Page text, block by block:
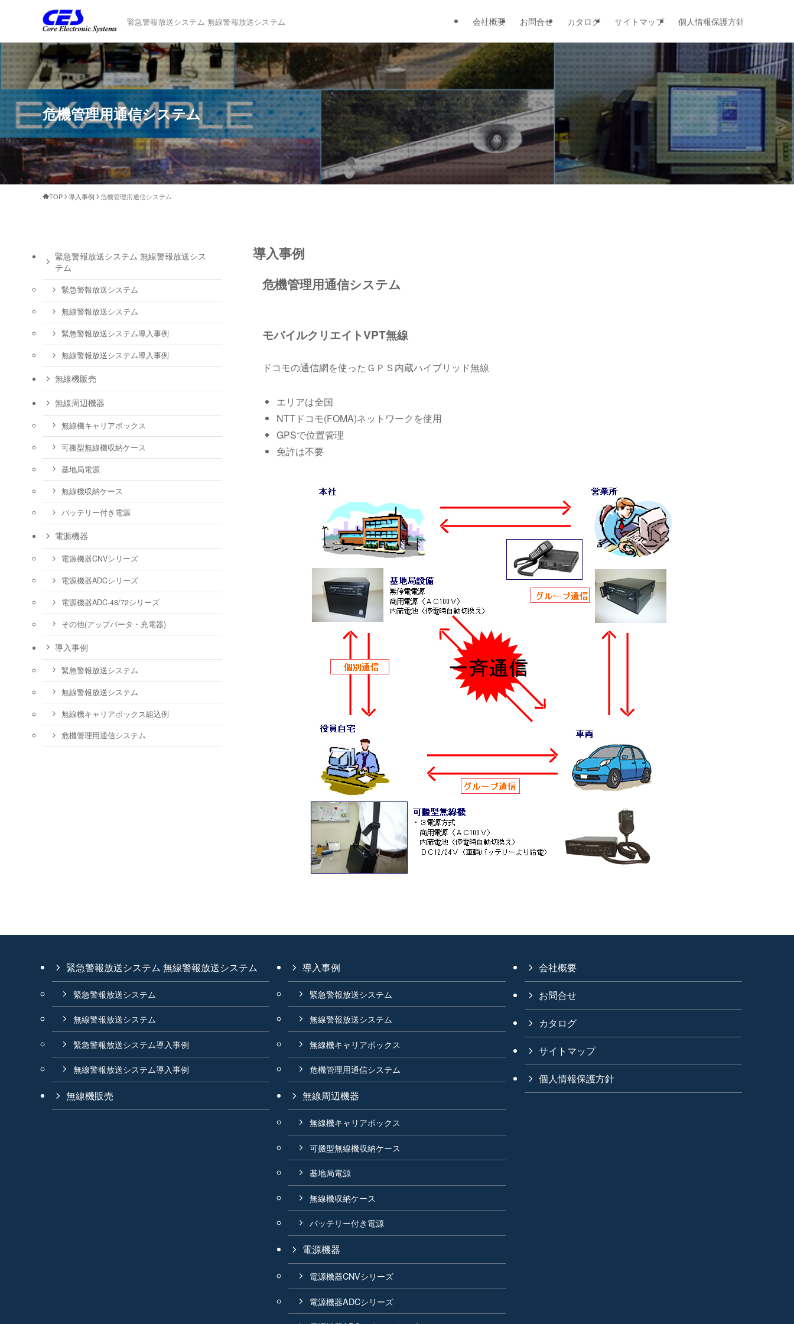
緊急警報放送システム 無線警報放送システム 会社概要 お問合せ カタログ サイトマップ 個人情報保護方針
危機管理用通信システム
TOP 導入事例 危機管理用通信システム
導入事例
危機管理用通信システム
モバイルクリエイトVPT無線
ドコモの通信網を使ったＧＰＳ内蔵ハイブリッド無線
エリアは全国
NTTドコモ(FOMA)ネットワークを使用
GPSで位置管理
免許は不要
緊急警報放送システム 無線警報放送シス
テム
緊急警報放送システム
無線警報放送システム
緊急警報放送システム導入事例
無線警報放送システム導入事例
無線機販売
無線周辺機器
無線機キャリアボックス
可搬型無線機収納ケース
基地局電源
無線機収納ケース
バッテリー付き電源
電源機器
電源機器CNVシリーズ
電源機器ADCシリーズ
電源機器ADC-48/72シリーズ
その他(アップバータ・充電器)
導入事例
緊急警報放送システム
無線警報放送システム
無線機キャリアボックス組込例
危機管理用通信システム
緊急警報放送システム 無線警報放送システム
緊急警報放送システム
無線警報放送システム
緊急警報放送システム導入事例
無線警報放送システム導入事例
無線機販売
導入事例
緊急警報放送システム
無線警報放送システム
無線機キャリアボックス
危機管理用通信システム
無線周辺機器
無線機キャリアボックス
可搬型無線機収納ケース
基地局電源
無線機収納ケース
バッテリー付き電源
電源機器
電源機器CNVシリーズ
電源機器ADCシリーズ
会社概要
お問合せ
カタログ
サイトマップ
個人情報保護方針